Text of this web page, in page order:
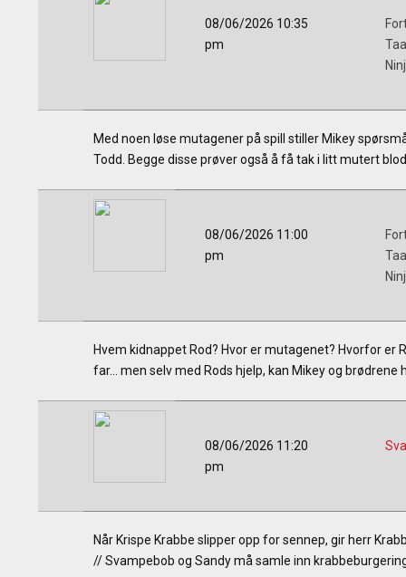
08/06/2026 10:35
pm
Med noen løse mutagener på spill stiller Mikey
Todd. Begge disse prøver også å få tak i litt mutert
08/06/2026 11:00
pm
Hvem kidnappet Rod? Hvor er mutagenet? Hvorfor
far... men selv med Rods hjelp, kan Mikey og
08/06/2026 11:20
pm
Når Krispe Krabbe slipper opp for sennep, gir herr
// Svampebob og Sandy må samle inn